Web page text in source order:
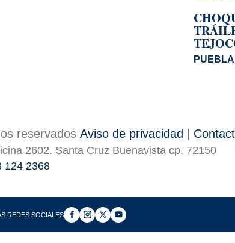
PUEBLA
reservados Aviso de privacidad
2602. Santa Cruz Buenavista cp. 72150
124 2368
REDES SOCIALES